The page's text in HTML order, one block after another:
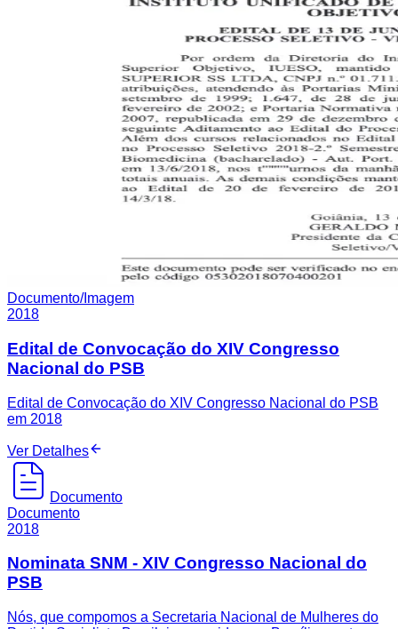
Documento/Imagem
2018
Edital de Convocação do XIV Congresso
Nacional do PSB
Edital de Convocação do XIV Congresso Nacional do PSB
em 2018
Ver Detalhes
Documento
Documento
2018
Nominata SNM - XIV Congresso Nacional do
PSB
Nós, que compomos a Secretaria Nacional de Mulheres do